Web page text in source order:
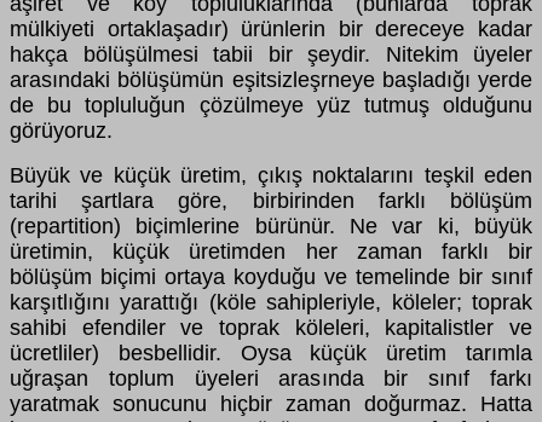
mülkiyeti ortaklaşadır) ürünlerin bir dereceye kadar
hakça bölüşülmesi tabii bir şeydir. Nitekim üyeler
arasındaki bölüşümün eşitsizleşrneye başladığı yerde
de bu topluluğun çözülmeye yüz tutmuş olduğunu
görüyoruz.
Büyük ve küçük üretim, çıkış noktalarını teşkil eden
tarihi şartlara göre, birbirinden farklı bölüşüm
(repartition) biçimlerine bürünür. Ne var ki, büyük
üretimin, küçük üretimden her zaman farklı bir
bölüşüm biçimi ortaya koyduğu ve temelinde bir sınıf
karşıtlığını yarattığı (köle sahipleriyle, köleler; toprak
sahibi efendiler ve toprak köleleri, kapitalistler ve
ücretliler) besbellidir. Oysa küçük üretim tarımla
uğraşan toplum üyeleri arasında bir sınıf farkı
yaratmak sonucunu hiçbir zaman doğurmaz. Hatta